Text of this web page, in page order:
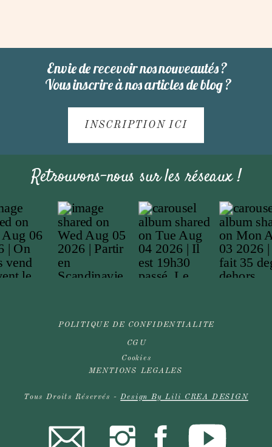
INSCRIPTION ICI
Envie de recevoir nos nouveautés ?
Vous inscrire à nos articles de blog ?
Retrouvons-nous sur les réseaux !
Tous Droits Réservés -Design By Lili CREA DESIGN
MENTIONS LEGALES
POLITIQUE DE CONFIDENTIALITE
CGU
Cookies